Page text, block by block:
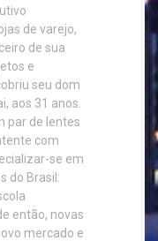
de varejo,
de sua
e
seu dom
aos 31 anos.
par de lentes
com
se em
do Brasil:
então, novas
mercado e